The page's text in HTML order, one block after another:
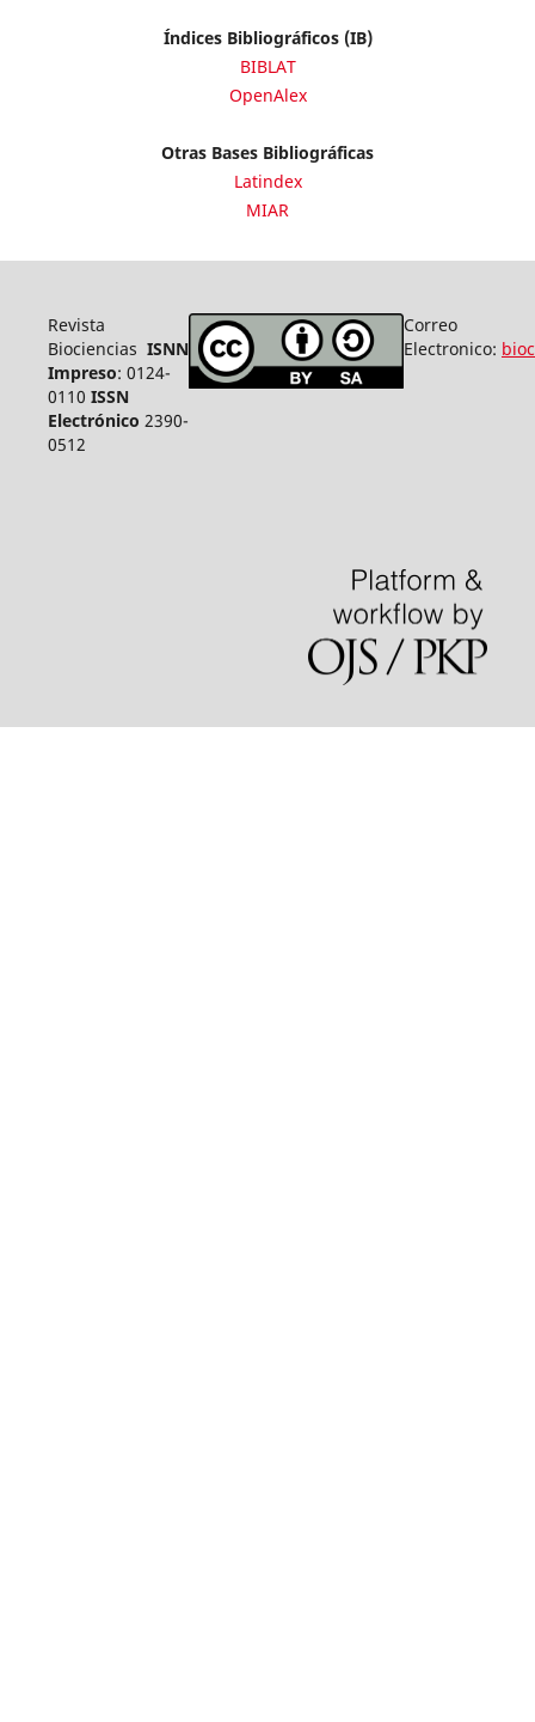
Índices Bibliográficos (IB)
BIBLAT
OpenAlex
Otras Bases Bibliográficas
Latindex
MIAR
Revista
Biociencias ISNN
Impreso: 0124-
0110 ISSN
Electrónico 2390-
0512
Correo
Electronico: